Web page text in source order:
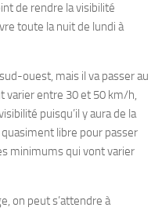
de rendre la visibilité
toute la nuit de lundi à
ouest, mais il va passer au
varier entre 30 et 50 km/h,
puisqu’il y aura de la
libre pour passer
minimums qui vont varier
on peut s’attendre à